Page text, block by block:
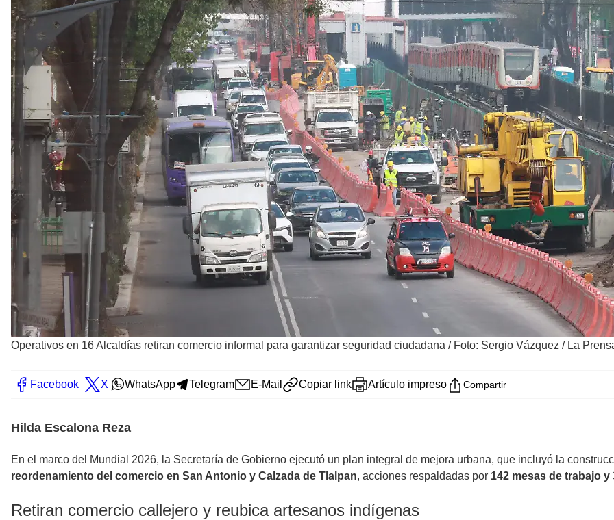
Operativos en 16 Alcaldías retiran comercio informal para garantizar seguridad ciudadana / Foto: Sergio Vázquez / La
Facebook X WhatsApp Telegram E-Mail Copiar link Artículo impreso Compartir
Hilda Escalona Reza
En el marco del Mundial 2026, la Secretaría de Gobierno ejecutó un plan integral de mejora urbana, que incluyó la
reordenamiento del comercio en San Antonio y Calzada de Tlalpan, acciones respaldadas por 142 mesas de trabajo
Retiran comercio callejero y reubica artesanos indígenas